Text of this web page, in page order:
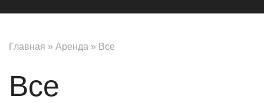
Главная » Аренда » Все
Все